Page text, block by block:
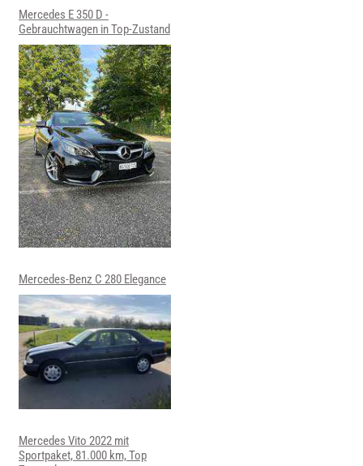
Mercedes E 350 D -
Gebrauchtwagen in Top-Zustand
Mercedes-Benz C 280 Elegance
Mercedes Vito 2022 mit
Sportpaket, 81.000 km, Top